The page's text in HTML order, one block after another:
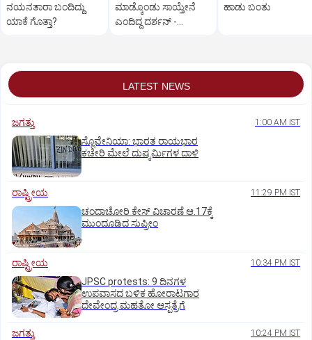
ನಯನತಾರಾ ಬಂದಿದ್ದು
ಯಾಕೆ ಗೊತ್ತಾ?
ಮಾಡ್ಕೊಂಡು ಸಾಯ್ತೇನೆ
ಎಂದಿದ್ದ ದರ್ಶನ್‌ -
ಹಾಡು ಬಂತು
LATEST NEWS
ಜಗತ್ತು 1:00 AM IST
ಸ್ಲೊವೇನಿಯಾ: ಭಾರತ ರಾಯಭಾರ
ಕಚೇರಿ ಮೇಲೆ ದುಷ್ಕರ್ಮಿಗಳ ದಾಳಿ
ರಾಷ್ಟ್ರೀಯ 11:29 PM IST
ಚಂದಾಚೋರಿ ಕೇಸ್‌ ವಿಚಾರಣೆ ಆ.17ಕ್ಕೆ
ಮುಂದೂಡಿದ ಸುಪ್ರೀಂ
ರಾಷ್ಟ್ರೀಯ 10:34 PM IST
JPSC protests: 9 ದಿನಗಳ
ಉಪವಾಸದ ಬಳಿಕ ಹೋರಾಟಗಾರ
ದೇವೇಂದ್ರ ಮಹತೋ ಆಸ್ಪತ್ರೆಗೆ
ಜಗತ್ತು 10:24 PM IST